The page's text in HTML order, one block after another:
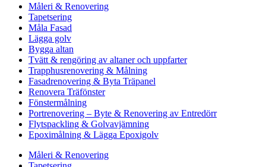
Måleri & Renovering
Tapetsering
Måla Fasad
Lägga golv
Bygga altan
Tvätt & rengöring av altaner och uppfarter
Trapphusrenovering & Målning
Fasadrenovering & Byta Träpanel
Renovera Träfönster
Fönstermålning
Portrenovering – Byte & Renovering av Entredörr
Flytspackling & Golvavjämning
Epoximålning & Lägga Epoxigolv
Måleri & Renovering